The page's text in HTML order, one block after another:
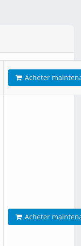
Acheter
Acheter